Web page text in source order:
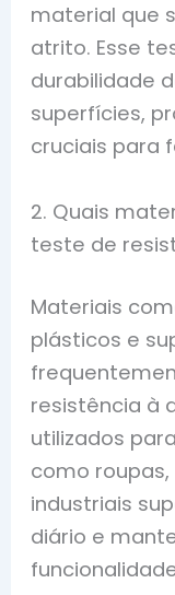
material que
atrito. Esse
durabilidade
superfícies,
cruciais para
2. Quais
teste de
Materiais
plásticos e
resistência à
utilizados
como
industriais
diário e